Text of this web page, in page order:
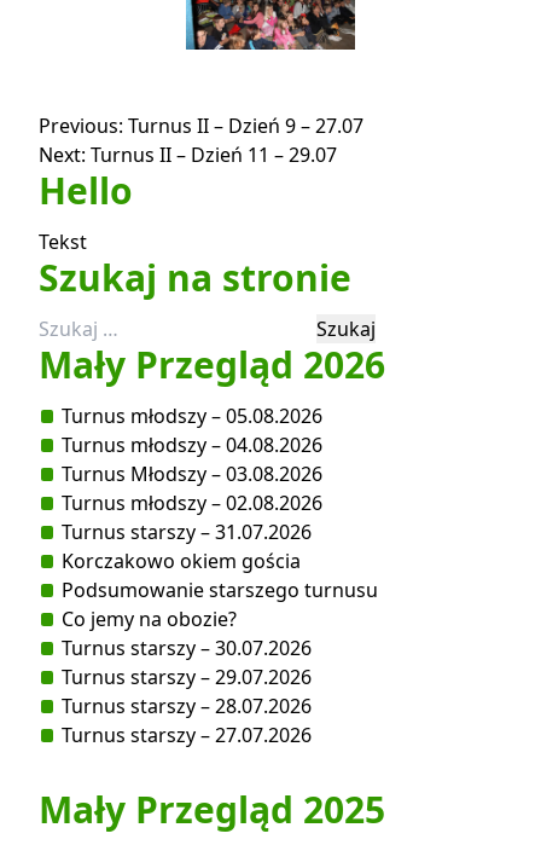
Nawigacja
wpisu
Previous: Turnus II – Dzień 9 – 27.07
Next: Turnus II – Dzień 11 – 29.07
Hello
Tekst
Szukaj na stronie
Szukaj:
Mały Przegląd 2026
Turnus młodszy – 05.08.2026
Turnus młodszy – 04.08.2026
Turnus Młodszy – 03.08.2026
Turnus młodszy – 02.08.2026
Turnus starszy – 31.07.2026
Korczakowo okiem gościa
Podsumowanie starszego turnusu
Co jemy na obozie?
Turnus starszy – 30.07.2026
Turnus starszy – 29.07.2026
Turnus starszy – 28.07.2026
Turnus starszy – 27.07.2026
Mały Przegląd 2025